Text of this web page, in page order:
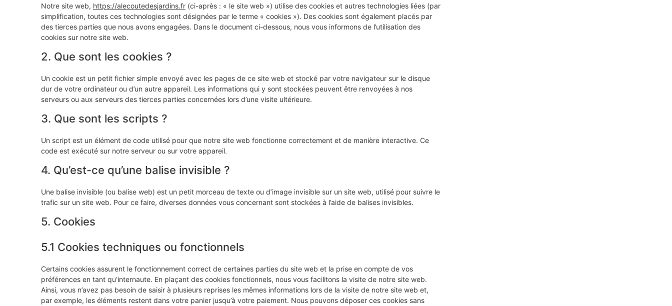
Notre site web, https://alecoutedesjardins.fr (ci-après : « le site web ») utilise des cookies et autres technologies liées (par
simplification, toutes ces technologies sont désignées par le terme « cookies »). Des cookies sont également placés par
des tierces parties que nous avons engagées. Dans le document ci-dessous, nous vous informons de l’utilisation des
cookies sur notre site web.
2. Que sont les cookies ?
Un cookie est un petit fichier simple envoyé avec les pages de ce site web et stocké par votre navigateur sur le disque
dur de votre ordinateur ou d’un autre appareil. Les informations qui y sont stockées peuvent être renvoyées à nos
serveurs ou aux serveurs des tierces parties concernées lors d’une visite ultérieure.
3. Que sont les scripts ?
Un script est un élément de code utilisé pour que notre site web fonctionne correctement et de manière interactive. Ce
code est exécuté sur notre serveur ou sur votre appareil.
4. Qu’est-ce qu’une balise invisible ?
Une balise invisible (ou balise web) est un petit morceau de texte ou d’image invisible sur un site web, utilisé pour suivre le
trafic sur un site web. Pour ce faire, diverses données vous concernant sont stockées à l’aide de balises invisibles.
5. Cookies
5.1 Cookies techniques ou fonctionnels
Certains cookies assurent le fonctionnement correct de certaines parties du site web et la prise en compte de vos
préférences en tant qu’internaute. En plaçant des cookies fonctionnels, nous vous facilitons la visite de notre site web.
Ainsi, vous n’avez pas besoin de saisir à plusieurs reprises les mêmes informations lors de la visite de notre site web et,
par exemple, les éléments restent dans votre panier jusqu’à votre paiement. Nous pouvons déposer ces cookies sans